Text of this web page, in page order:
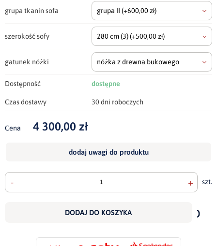
grupa tkanin sofa grupa II (+600,00 zł)
szerokość sofy 280 cm(3)(+500,00 zł)
gatunek nóżki nóżka z drewna bukowego
Dostępność dostępne
Czas dostawy 30 dni roboczych
Cena 4 300,00 zł
dodaj uwagi do produktu
- + szt.
DODAJ DO KOSZYKA
do